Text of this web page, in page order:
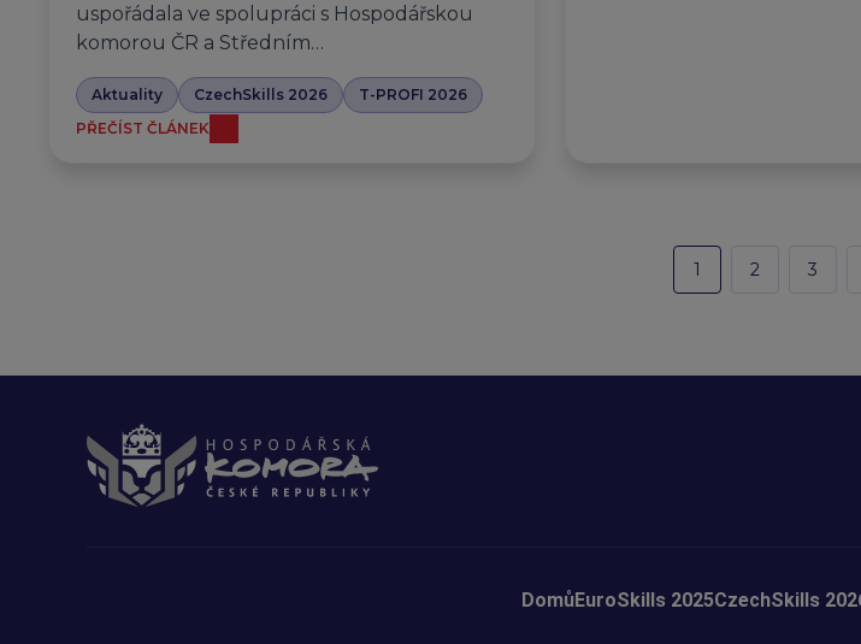
uspořádala ve spolupráci s Hospodářskou
komorou ČR a Středním…
Aktuality CzechSkills 2026
T-PROFI 2026
PŘEČÍST ČLÁNEK
1 2 3
DomůEuroSkills 2025CzechSkills